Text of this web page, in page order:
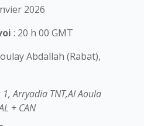
2026
: 20 h 00 GMT
Abdallah (Rabat),
Arryadia TNT,Al Aoula
+ CAN